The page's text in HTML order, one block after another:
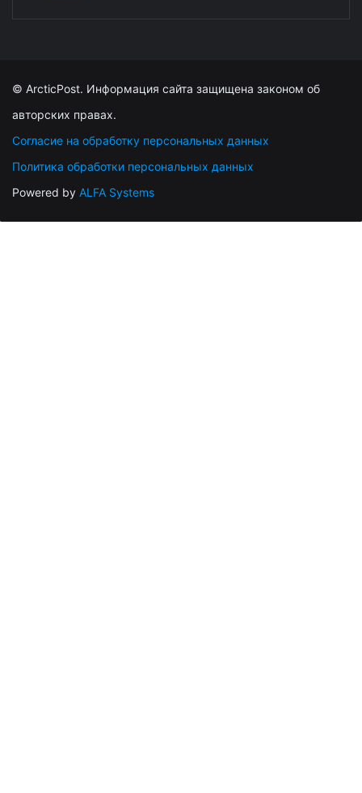
© ArcticPost. Информация сайта защищена законом об
авторских правах.
Согласие на обработку персональных данных
Политика обработки персональных данных
Powered by ALFA Systems